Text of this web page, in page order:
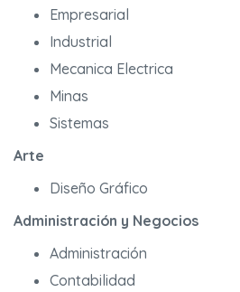
Empresarial
Industrial
Mecanica Electrica
Minas
Sistemas
Arte
Diseño Gráfico
Administración y Negocios
Administración
Contabilidad